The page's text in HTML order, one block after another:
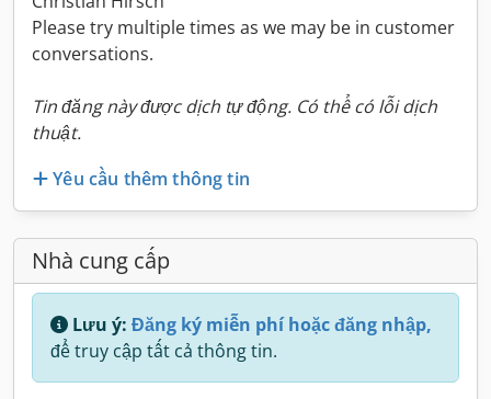
Please try multiple times as we may be in customer
conversations.
Tin đăng này được dịch tự động. Có thể có lỗi dịch
thuật.
Yêu cầu thêm thông tin
Nhà cung cấp
Lưu ý: Đăng ký miễn phí hoặc đăng nhập,
để truy cập tất cả thông tin.